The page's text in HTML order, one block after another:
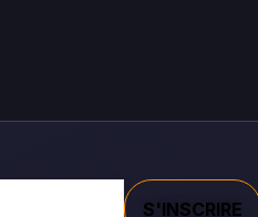
S'INSCRIRE